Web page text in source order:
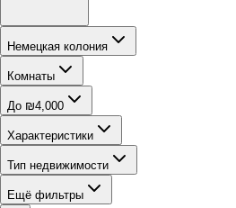
Немецкая колония
Комнаты
До ₪4,000
Характеристики
Тип недвижимости
Ещё фильтры